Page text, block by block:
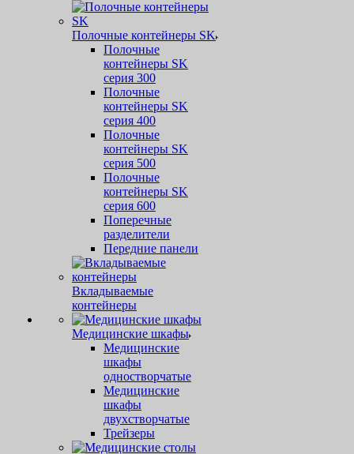
Полочные контейнеры SK
Полочные
контейнеры SK
серия 300
Полочные
контейнеры SK
серия 400
Полочные
контейнеры SK
серия 500
Полочные
контейнеры SK
серия 600
Поперечные
разделители
Передние панели
Вкладываемые
контейнеры
Медицинские шкафы
Медицинские
шкафы
одностворчатые
Медицинские
шкафы
двухстворчатые
Трейзеры